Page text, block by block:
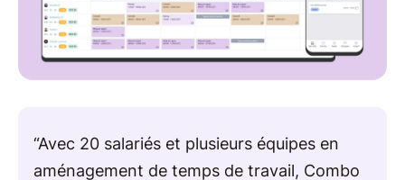
“Avec 20 salariés et plusieurs équipes en
aménagement de temps de travail, Combo